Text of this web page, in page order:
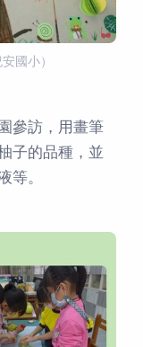
國小）
參訪，用畫筆
子的品種，並
等。